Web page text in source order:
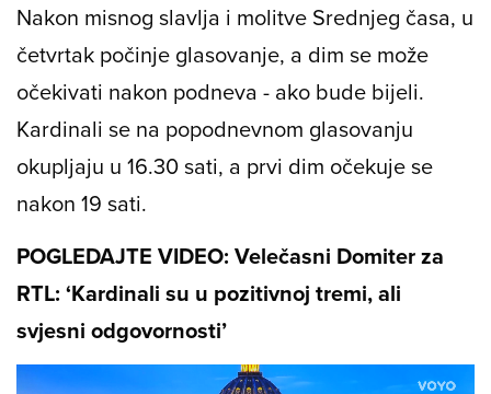
Nakon misnog slavlja i molitve Srednjeg časa, u
četvrtak počinje glasovanje, a dim se može
očekivati nakon podneva - ako bude bijeli.
Kardinali se na popodnevnom glasovanju
okupljaju u 16.30 sati, a prvi dim očekuje se
nakon 19 sati.
POGLEDAJTE VIDEO: Velečasni Domiter za
RTL: ‘Kardinali su u pozitivnoj tremi, ali
svjesni odgovornosti’